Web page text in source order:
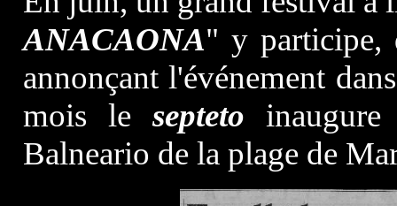
ANACAONA" y participe,
annonçant l'événement
mois lesepteto
Balneario de la plage de